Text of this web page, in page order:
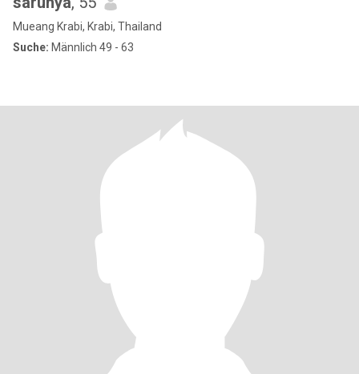
Mueang Krabi, Krabi, Thailand
Suche: Männlich 49 - 63